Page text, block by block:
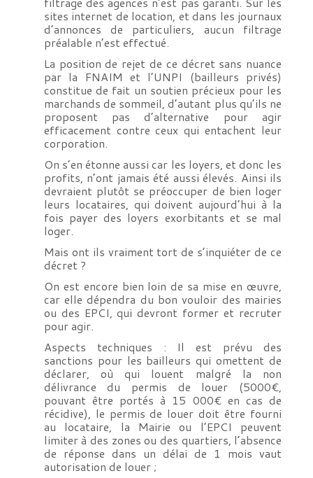
sites internet de location, et dans les journaux
d’annonces de particuliers, aucun filtrage
préalable n’est effectué.
La position de rejet de ce décret sans nuance
par la FNAIM et l’UNPI (bailleurs privés)
constitue de fait un soutien précieux pour les
marchands de sommeil, d’autant plus qu’ils ne
proposent pas d’alternative pour agir
efficacement contre ceux qui entachent leur
corporation.
On s’en étonne aussi car les loyers, et donc les
profits, n’ont jamais été aussi élevés. Ainsi ils
devraient plutôt se préoccuper de bien loger
leurs locataires, qui doivent aujourd’hui à la
fois payer des loyers exorbitants et se mal
loger.
Mais ont ils vraiment tort de s’inquiéter de ce
décret ?
On est encore bien loin de sa mise en œuvre,
car elle dépendra du bon vouloir des mairies
ou des EPCI, qui devront former et recruter
pour agir.
Aspects techniques : Il est prévu des
sanctions pour les bailleurs qui omettent de
déclarer, où qui louent malgré la non
délivrance du permis de louer (5000€,
pouvant être portés à 15 000€ en cas de
récidive), le permis de louer doit être fourni
au locataire, la Mairie ou l’EPCI peuvent
limiter à des zones ou des quartiers, l’absence
de réponse dans un délai de 1 mois vaut
autorisation de louer ;